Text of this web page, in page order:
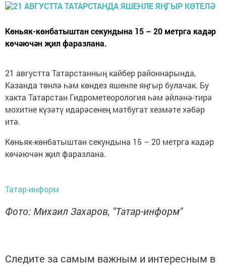
Көньяк-көнбатыштан секундына 15 – 20 метрга кадәр
көчәючән җил фаразлана.
21 августта Татарстанның кайбер районнарында,
Казанда төнлә һәм көндез яшенле яңгыр булачак. Бу
хакта Татарстан Гидрометеорология һәм әйләнә-тирә
мохитне күзәтү идарәсенең матбугат хезмәте хәбәр
итә.
Көньяк-көнбатыштан секундына 15 – 20 метрга кадәр
көчәючән җил фаразлана.
Татар-информ
Фото: Михаил Захаров, "Татар-информ"
Следите за самым важным и интересным в